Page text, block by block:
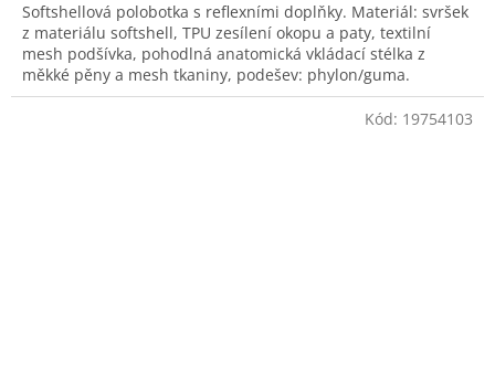
Softshellová polobotka s reflexními doplňky. Materiál: svršek
z materiálu softshell, TPU zesílení okopu a paty, textilní
mesh podšívka, pohodlná anatomická vkládací stélka z
měkké pěny a mesh tkaniny, podešev: phylon/guma.
Kód: 19754103